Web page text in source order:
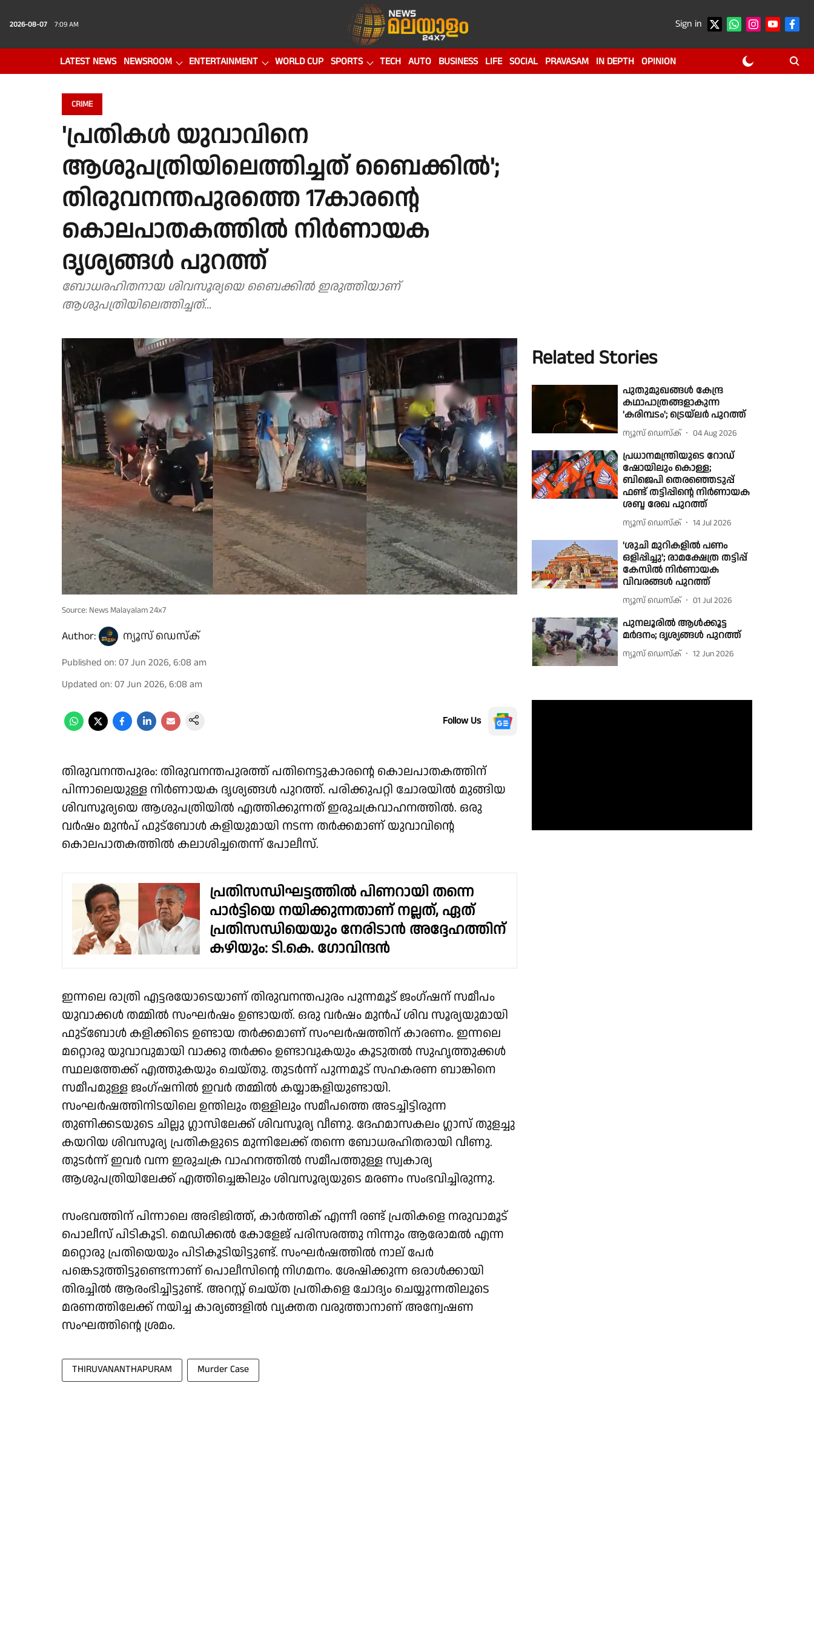
2026-08-07 7:09 AM Sign in
LATEST NEWS NEWSROOM ENTERTAINMENT WORLD CUP SPORTS TECH AUTO BUSINESS LIFE SOCIAL PRAVASAM IN DEPTH OPINION
CRIME
'പ്രതികൾ യുവാവിനെ
ആശുപത്രിയിലെത്തിച്ചത് ബൈക്കിൽ';
തിരുവനന്തപുരത്തെ 17കാരൻ്റെ
കൊലപാതകത്തിൽ നിർണായക
ദൃശ്യങ്ങൾ പുറത്ത്
ബോധരഹിതനായ ശിവസൂര്യയെ ബൈക്കിൽ ഇരുത്തിയാണ്
ആശുപത്രിയിലെത്തിച്ചത്...
Source: News Malayalam 24x7
Author: ന്യൂസ് ഡെസ്ക്
Published on: 07 Jun 2026, 6:08 am
Updated on: 07 Jun 2026, 6:08 am
Follow Us
തിരുവനന്തപുരം: തിരുവനന്തപുരത്ത് പതിനെട്ടുകാരൻ്റെ കൊലപാതകത്തിന്
പിന്നാലെയുള്ള നിർണായക ദൃശ്യങ്ങൾ പുറത്ത്. പരിക്കുപറ്റി ചോരയിൽ മുങ്ങിയ
ശിവസൂര്യയെ ആശുപത്രിയിൽ എത്തിക്കുന്നത് ഇരുചക്രവാഹനത്തിൽ. ഒരു
വർഷം മുൻപ് ഫുട്ബോൾ കളിയുമായി നടന്ന തർക്കമാണ് യുവാവിൻ്റെ
കൊലപാതകത്തിൽ കലാശിച്ചതെന്ന് പോലീസ്.
പ്രതിസന്ധിഘട്ടത്തിൽ പിണറായി തന്നെ
പാർട്ടിയെ നയിക്കുന്നതാണ് നല്ലത്, ഏത്
പ്രതിസന്ധിയെയും നേരിടാൻ അദ്ദേഹത്തിന്
കഴിയും: ടി.കെ. ഗോവിന്ദൻ
ഇന്നലെ രാത്രി എട്ടരയോടെയാണ് തിരുവനന്തപുരം പുന്നമൂട് ജംഗ്ഷന് സമീപം
യുവാക്കൾ തമ്മിൽ സംഘർഷം ഉണ്ടായത്. ഒരു വർഷം മുൻപ് ശിവ സൂര്യയുമായി
ഫുട്ബോൾ കളിക്കിടെ ഉണ്ടായ തർക്കമാണ് സംഘർഷത്തിന് കാരണം. ഇന്നലെ
മറ്റൊരു യുവാവുമായി വാക്കു തർക്കം ഉണ്ടാവുകയും കൂടുതൽ സുഹൃത്തുക്കൾ
സ്ഥലത്തേക്ക് എത്തുകയും ചെയ്തു. തുടർന്ന് പുന്നമൂട് സഹകരണ ബാങ്കിനെ
സമീപമുള്ള ജംഗ്ഷനിൽ ഇവർ തമ്മിൽ കയ്യാങ്കളിയുണ്ടായി.
സംഘർഷത്തിനിടയിലെ ഉന്തിലും തള്ളിലും സമീപത്തെ അടച്ചിട്ടിരുന്ന
തുണിക്കടയുടെ ചില്ലു ഗ്ലാസിലേക്ക് ശിവസൂര്യ വീണു. ദേഹമാസകലം ഗ്ലാസ് തുളച്ചു
കയറിയ ശിവസൂര്യ പ്രതികളുടെ മുന്നിലേക്ക് തന്നെ ബോധരഹിതരായി വീണു.
തുടർന്ന് ഇവർ വന്ന ഇരുചക്ര വാഹനത്തിൽ സമീപത്തുള്ള സ്വകാര്യ
ആശുപത്രിയിലേക്ക് എത്തിച്ചെങ്കിലും ശിവസൂര്യയുടെ മരണം സംഭവിച്ചിരുന്നു.
സംഭവത്തിന് പിന്നാലെ അഭിജിത്ത്, കാർത്തിക് എന്നീ രണ്ട് പ്രതികളെ നരുവാമൂട്
പൊലീസ് പിടികൂടി. മെഡിക്കൽ കോളേജ് പരിസരത്തു നിന്നും ആരോമൽ എന്ന
മറ്റൊരു പ്രതിയെയും പിടികൂടിയിട്ടുണ്ട്. സംഘർഷത്തിൽ നാല് പേർ
പങ്കെടുത്തിട്ടുണ്ടെന്നാണ് പൊലീസിന്റെ നിഗമനം. ശേഷിക്കുന്ന ഒരാൾക്കായി
തിരച്ചിൽ ആരംഭിച്ചിട്ടുണ്ട്. അറസ്റ്റ് ചെയ്ത പ്രതികളെ ചോദ്യം ചെയ്യുന്നതിലൂടെ
മരണത്തിലേക്ക് നയിച്ച കാര്യങ്ങളിൽ വ്യക്തത വരുത്താനാണ് അന്വേഷണ
സംഘത്തിന്റെ ശ്രമം.
THIRUVANANTHAPURAM Murder Case
Related Stories
പുതുമുഖങ്ങൾ കേന്ദ്ര
കഥാപാത്രങ്ങളാകുന്ന
'കരിമ്പടം'; ട്രെയ്‌ലർ പുറത്ത്
ന്യൂസ് ഡെസ്ക് 04 Aug 2026
പ്രധാനമന്ത്രിയുടെ റോഡ്
ഷോയിലും കൊള്ള;
ബിജെപി തെരഞ്ഞെടുപ്പ്
ഫണ്ട് തട്ടിപ്പിന്റെ നിർണായക
ശബ്ദ രേഖ പുറത്ത്
ന്യൂസ് ഡെസ്ക് 14 Jul 2026
'ശുചി മുറികളിൽ പണം
ഒളിപ്പിച്ചു'; രാമക്ഷേത്ര തട്ടിപ്പ്
കേസിൽ നിർണായക
വിവരങ്ങൾ പുറത്ത്
ന്യൂസ് ഡെസ്ക് 01 Jul 2026
പുനലൂരിൽ ആൾക്കൂട്ട
മർദനം; ദൃശ്യങ്ങൾ പുറത്ത്
ന്യൂസ് ഡെസ്ക് 12 Jun 2026